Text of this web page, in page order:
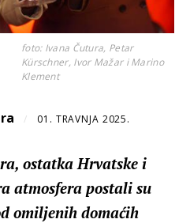
foto: Ivana Čutura, Petar
Kürschner, Ivor Mažar i Marino
Klement
/ 01. TRAVNJA 2025.
ostatka Hrvatske i
atmosfera postali su
omiljenih domaćih